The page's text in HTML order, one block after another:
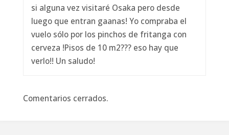
si alguna vez visitaré Osaka pero desde
luego que entran gaanas! Yo compraba el
vuelo sólo por los pinchos de fritanga con
cerveza !Pisos de 10 m2??? eso hay que
verlo!! Un saludo!
Comentarios cerrados.